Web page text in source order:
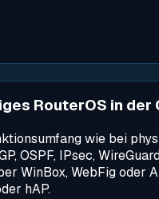
RouterOS in der
wie bei
OSPF, IPsec,
WinBox, WebFig oder
hAP.